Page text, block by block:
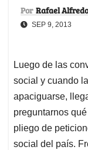
Por Rafael
SEP 9, 2013
Luego de las
social y cuando
apaciguarse,
preguntarnos
pliego de
social del país.